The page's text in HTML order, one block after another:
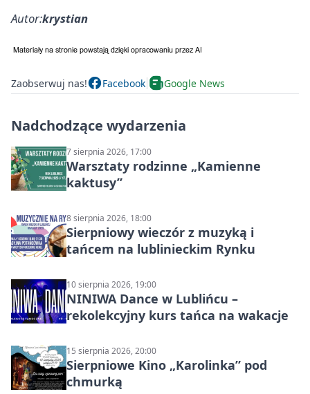
Autor:krystian
Zaobserwuj nas! Facebook Google News
Nadchodzące wydarzenia
7 sierpnia 2026, 17:00
Warsztaty rodzinne „Kamienne
kaktusy”
8 sierpnia 2026, 18:00
Sierpniowy wieczór z muzyką i
tańcem na lublinieckim Rynku
10 sierpnia 2026, 19:00
NINIWA Dance w Lublińcu –
rekolekcyjny kurs tańca na wakacje
15 sierpnia 2026, 20:00
Sierpniowe Kino „Karolinka” pod
chmurką